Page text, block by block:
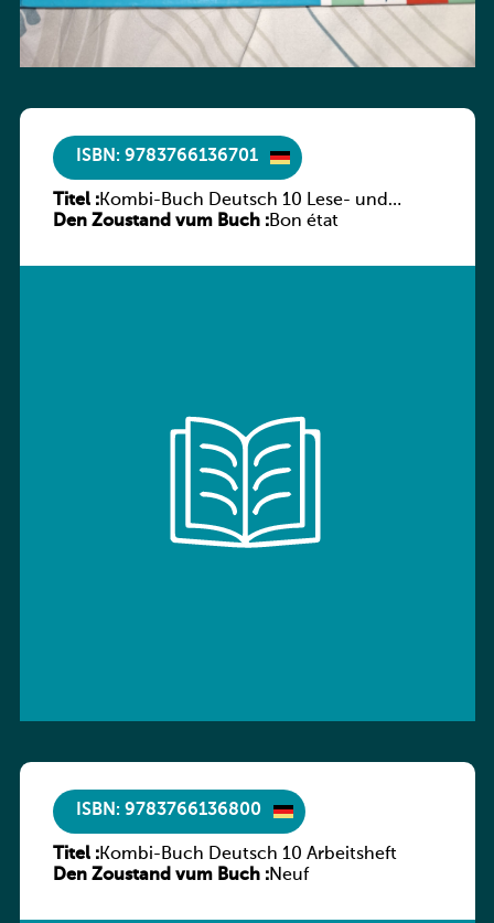
ISBN: 9783766136701
Titel :Kombi-Buch Deutsch 10 Lese- und
Sprachbuch
Den Zoustand vum Buch :Bon état
ISBN: 9783766136800
Titel :Kombi-Buch Deutsch 10 Arbeitsheft
Den Zoustand vum Buch :Neuf